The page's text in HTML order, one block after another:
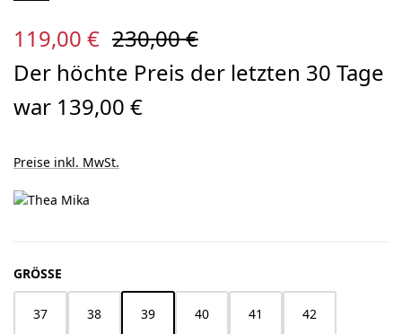
Verkaufspreis:
119,00 € Regulärer Preis:
230,00 €
Der höchte Preis der letzten 30 Tage
war 139,00 €
Preise inkl. MwSt.
GRÖSSE
37 38 39 40 41 42